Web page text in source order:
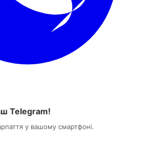
Telegram!
у вашому смартфоні.